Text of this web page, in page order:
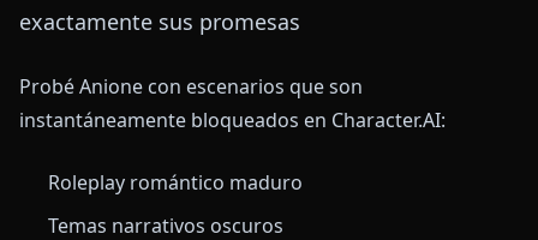
exactamente sus promesas
Probé Anione con escenarios que son
instantáneamente bloqueados en Character.AI:
Roleplay romántico maduro
Temas narrativos oscuros